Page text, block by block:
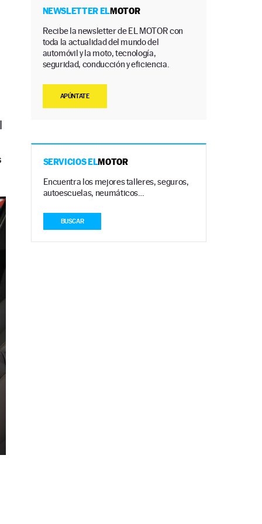
NEWSLETTER ELMOTOR
Recibe la newsletter de EL MOTOR con
toda la actualidad del mundo del
automóvil y la moto, tecnología,
seguridad, conducción y eficiencia.
APÚNTATE
SERVICIOS ELMOTOR
Encuentra los mejores talleres, seguros,
autoescuelas, neumáticos…
BUSCAR